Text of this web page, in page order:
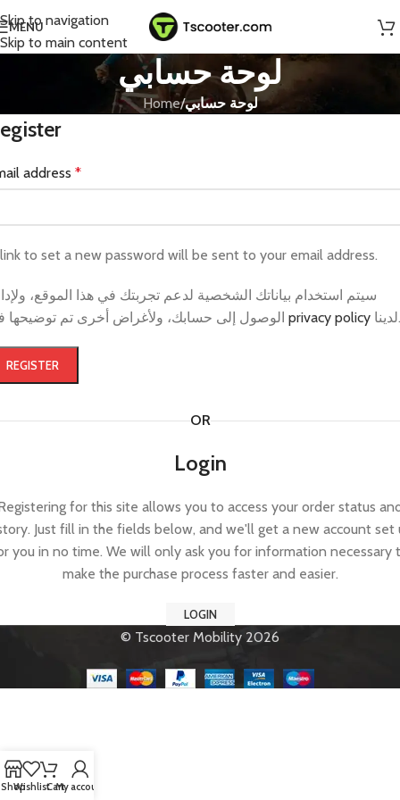
Skip to navigation
Skip to main content
MENU
لوحة حسابي
Home/لوحة حسابي
address *
to set a new password will be sent to your email address.
سيتم استخدام بياناتك الشخصية لدعم تجربتك في هذا الموقع،
privacy policy لدينا.
REGISTER
OR
Login
for this site allows you to access your order status
Just fill in the fields below, and we'll get a new account set
you in no time. We will only ask you for information necessary
make the purchase process faster and easier.
LOGIN
© Tscooter Mobility 2026
ShopWishlistCartMy account